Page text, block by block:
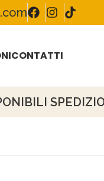
CONTATTI